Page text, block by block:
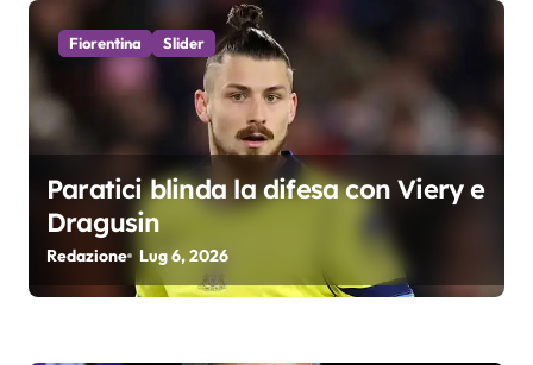
o
n
e
a
t
Fiorentina Slider
Paratici blinda la difesa con Viery e
Dragusin
Redazione Lug 6, 2026